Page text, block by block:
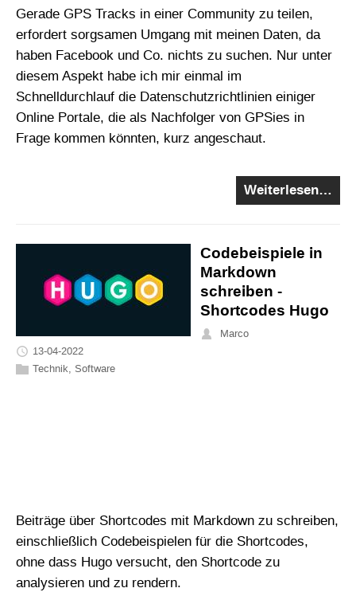
Gerade GPS Tracks in einer Community zu teilen,
erfordert sorgsamen Umgang mit meinen Daten, da
haben Facebook und Co. nichts zu suchen. Nur unter
diesem Aspekt habe ich mir einmal im
Schnelldurchlauf die Datenschutzrichtlinien einiger
Online Portale, die als Nachfolger von GPSies in
Frage kommen könnten, kurz angeschaut.
Weiterlesen…
Codebeispiele in
Markdown
schreiben -
Shortcodes Hugo
Marco
13-04-2022
Technik, Software
Beiträge über Shortcodes mit Markdown zu schreiben,
einschließlich Codebeispielen für die Shortcodes,
ohne dass Hugo versucht, den Shortcode zu
analysieren und zu rendern.